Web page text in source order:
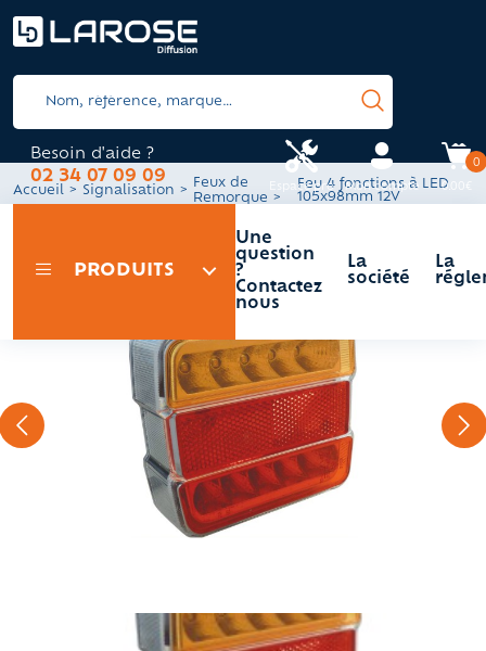
Besoin d'aide ?
02 34 07 09 09
Espace pro Mon compte
0
0.00€
PRODUITS
Une
question
?
Contactez
nous
La
société
La
Accueil Signalisation
Feux de
Remorque
Feu 4 fonctions à LED
105x98mm 12V